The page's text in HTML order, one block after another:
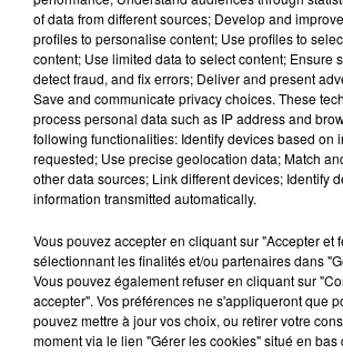
LES AUTRES ACTUALITÉS
31 juillet 2026
MULHOUSE : UN
CONDAMNÉ À
PRISON AVEC
Mulhouse : un homme
of data from different sources; Develop and
profiles to personalise content; Use profiles to
content; Use limited data to select content; Ensure
detect fraud, and fix errors; Deliver and present
Save and communicate privacy choices. These
process personal data such as IP address and
following functionalities: Identify devices based on
requested; Use precise geolocation data; Match
other data sources; Link different devices; Identify
information transmitted automatically.
Vous pouvez accepter en cliquant sur "Accepter et
sélectionnant les finalités et/ou partenaires dans
Vous pouvez également refuser en cliquant sur
accepter". Vos préférences ne s'appliqueront que
pouvez mettre à jour vos choix, ou retirer votre
moment via le lien "Gérer les cookies" situé en bas